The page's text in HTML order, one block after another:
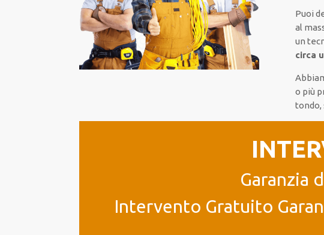
Puoi
al
un
circa
o più
tondo,
Garanzia
Intervento Gratuito